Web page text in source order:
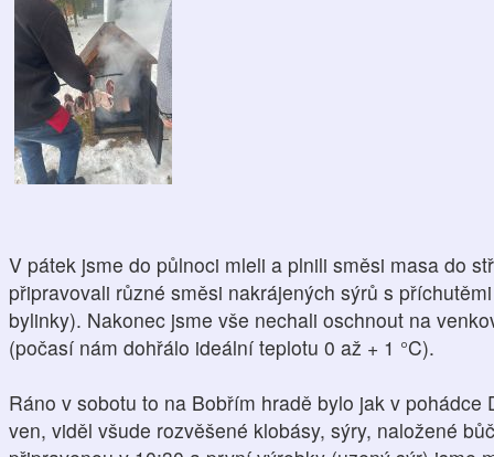
V pátek jsme do půlnoci mleli a plnili směsi masa do
připravovali různé směsi nakrájených sýrů s
bylinky). Nakonec jsme vše nechali oschnout na
(počasí nám dohřálo ideální teplotu 0 až + 1 °C).
Ráno v sobotu to na Bobřím hradě bylo jak v pohádce
ven, viděl všude rozvěšené klobásy, sýry, naložené